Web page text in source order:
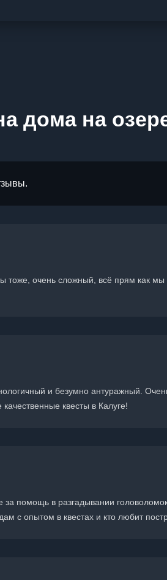
дома на
тоже, очень сложный, всё прям как
и безумно антуражный.
квесты в Калуге!
помощь в разгадывании
с опытом в квестах и кто любит